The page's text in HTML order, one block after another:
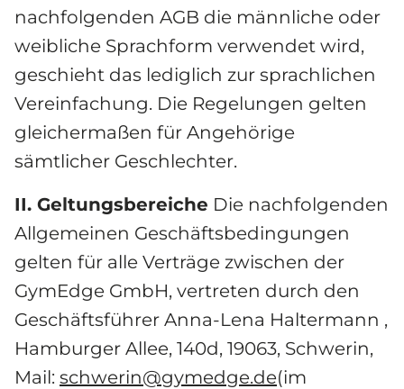
nachfolgenden AGB die männliche oder
weibliche Sprachform verwendet wird,
geschieht das lediglich zur sprachlichen
Vereinfachung. Die Regelungen gelten
gleichermaßen für Angehörige
sämtlicher Geschlechter.
II. Geltungsbereiche Die nachfolgenden
Allgemeinen Geschäftsbedingungen
gelten für alle Verträge zwischen der
GymEdge GmbH, vertreten durch den
Geschäftsführer Anna-Lena Haltermann ,
Hamburger Allee, 140d, 19063, Schwerin,
Mail: schwerin@gymedge.de(im